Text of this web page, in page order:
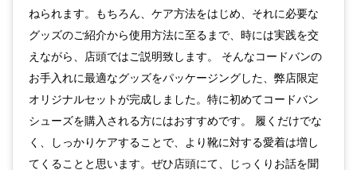
ねられます。もちろん、ケア方法をはじめ、それに必要な
グッズのご紹介から使用方法に至るまで、時には実践を交
えながら、店頭ではご説明致します。 そんなコードバンの
お手入れに最適なグッズをパッケージングした、弊店限定
オリジナルセットが完成しました。特に初めてコードバン
シューズを購入される方にはおすすめです。 履くだけでな
く、しっかりケアすることで、より靴に対する愛着は増し
てくることと思います。ぜひ店頭にて、じっくりお話を聞